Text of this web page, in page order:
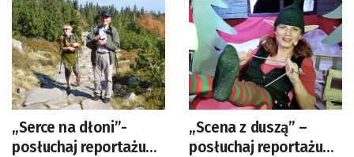
Krzysztof
Leszko
„Serce na dłoni”-
posłuchaj reportażu
„Scena z duszą” –
posłuchaj reportażu